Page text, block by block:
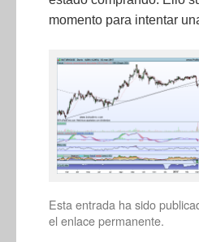
momento para intentar
Esta entrada ha sido
el enlace permanente.